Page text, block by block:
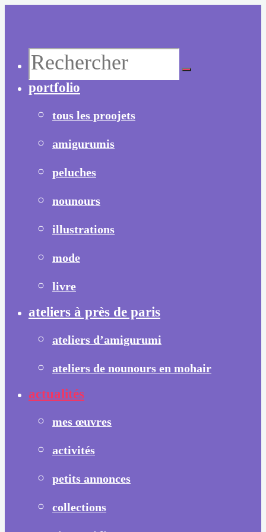
contenu
Recherche
pour :
portfolio
tous les proojets
amigurumis
peluches
nounours
illustrations
mode
livre
ateliers à près de paris
ateliers d’amigurumi
ateliers de nounours en mohair
actualités
mes œuvres
activités
petits annonces
collections